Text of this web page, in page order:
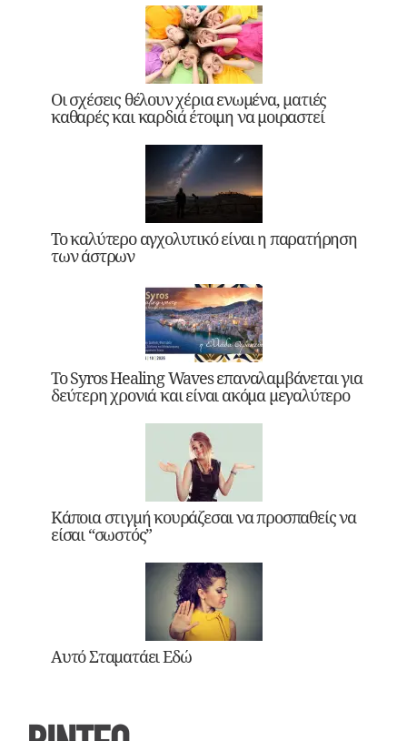
Οι σχέσεις θέλουν χέρια ενωμένα, ματιές
καθαρές και καρδιά έτοιμη να μοιραστεί
Το καλύτερο αγχολυτικό είναι η παρατήρηση
των άστρων
Το Syros Healing Waves επαναλαμβάνεται για
δεύτερη χρονιά και είναι ακόμα μεγαλύτερο
Κάποια στιγμή κουράζεσαι να προσπαθείς να
είσαι “σωστός”
Αυτό Σταματάει Εδώ